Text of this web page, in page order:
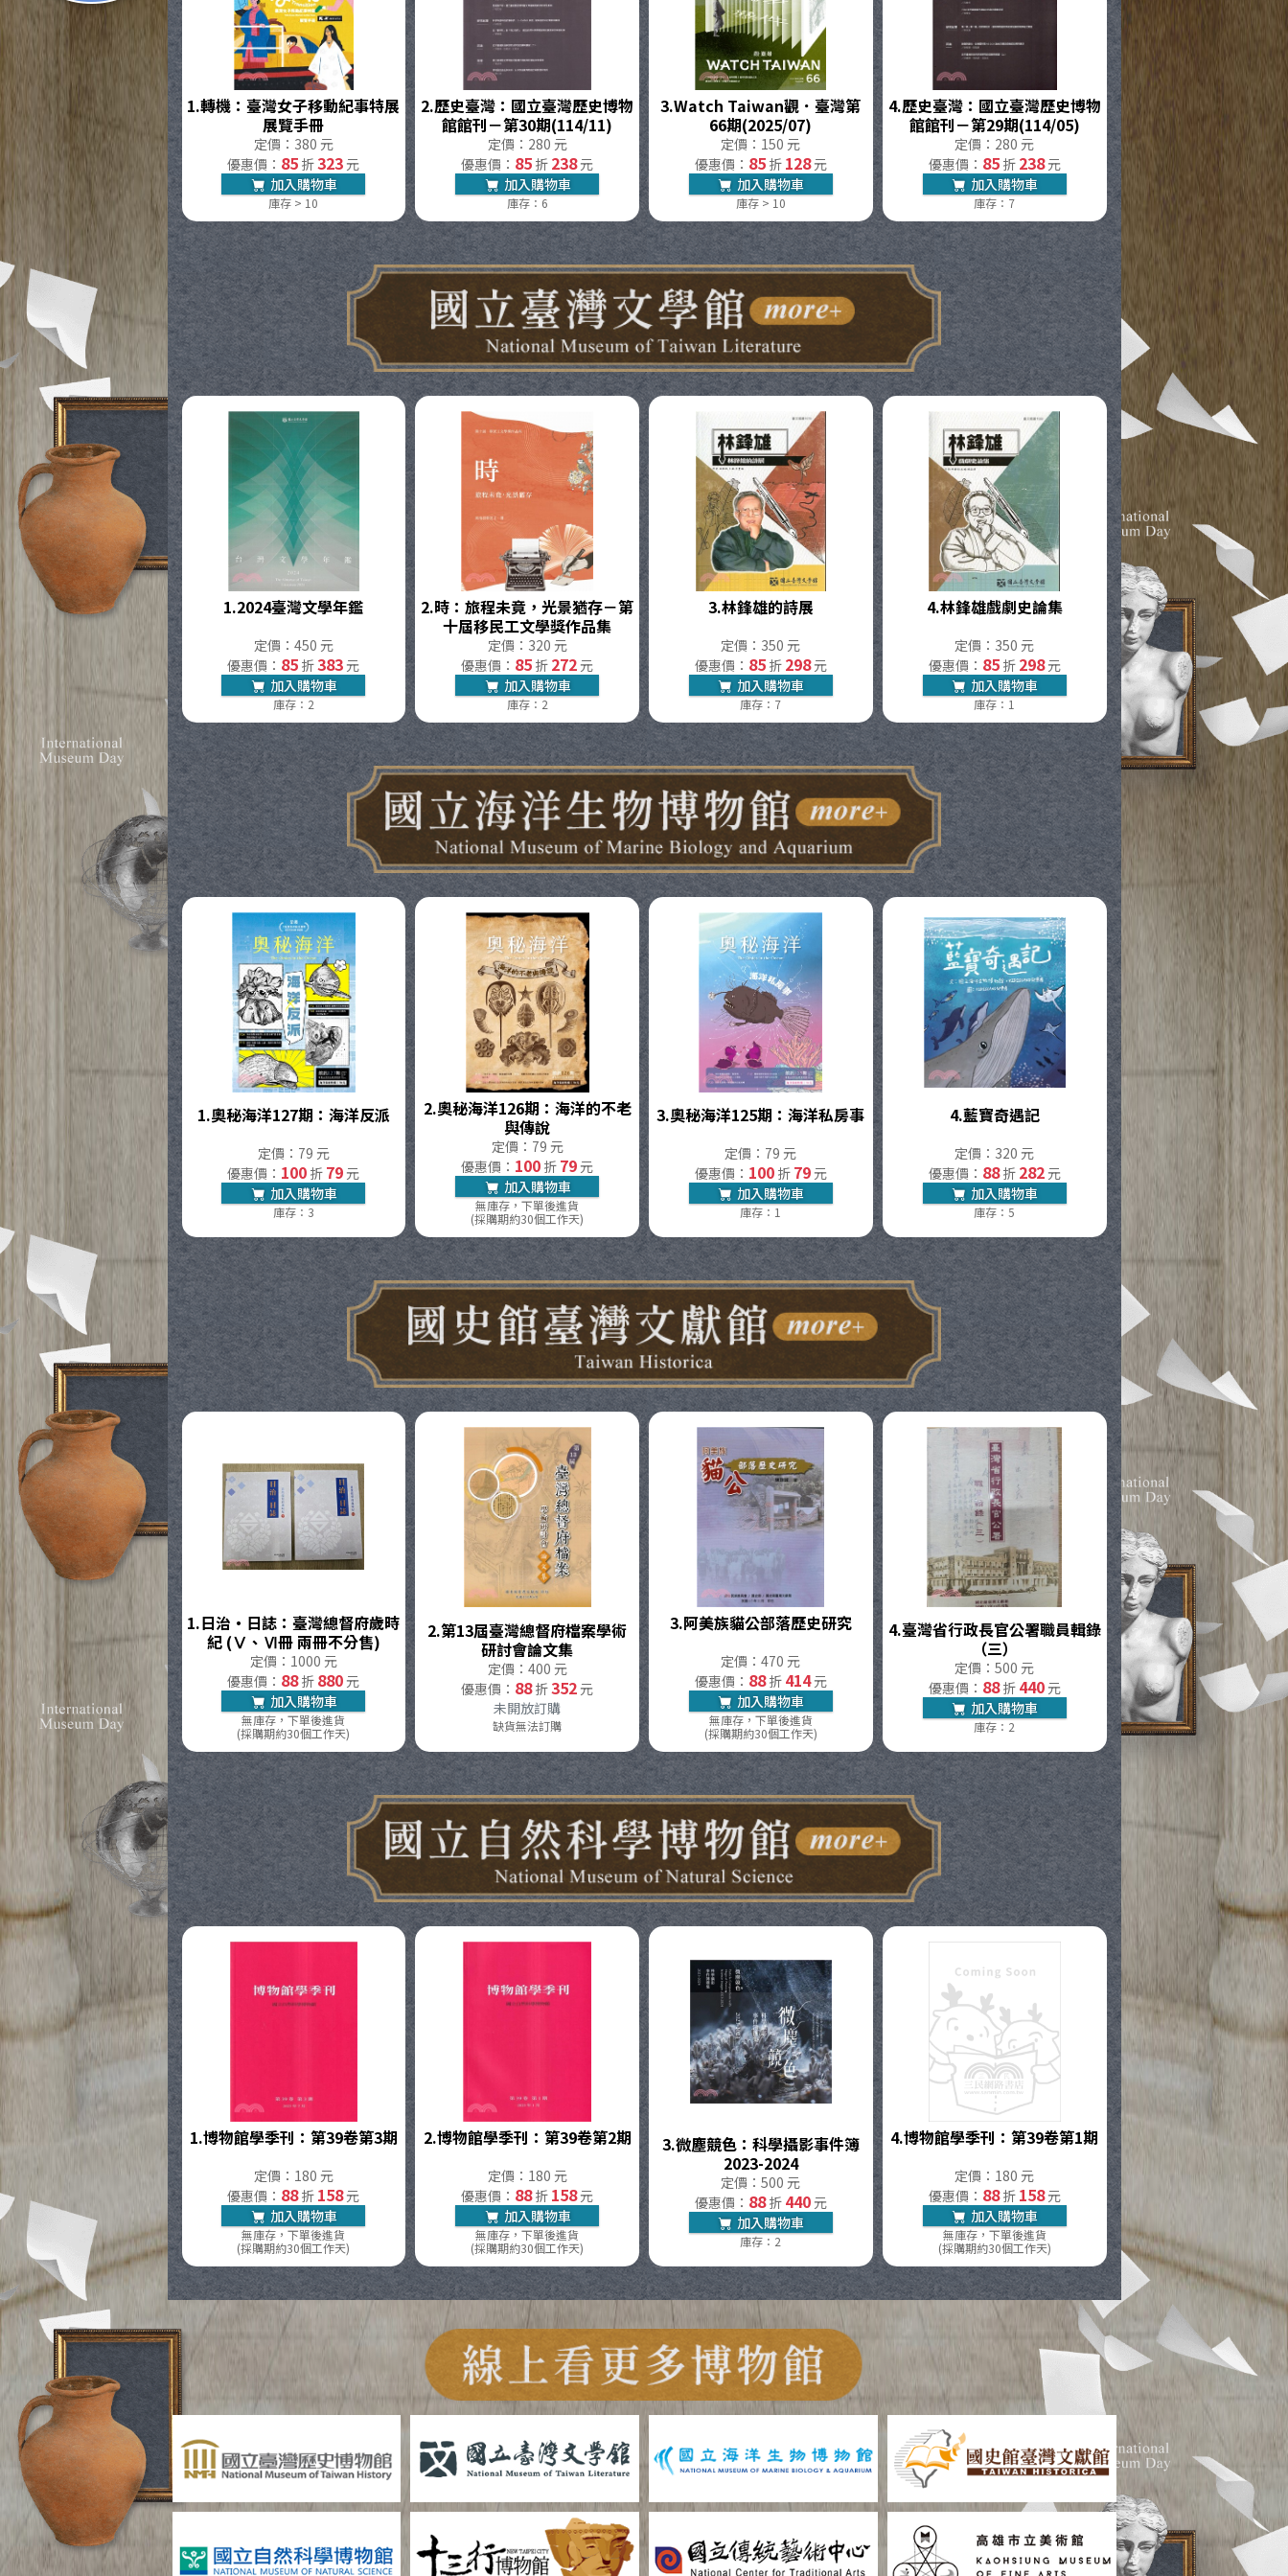
1.轉機：臺灣女子移動紀事特展
展覽手冊
定價：380 元
優惠價： 85 折323 元
加入購物車
庫存 > 10
2.歷史臺灣：國立臺灣歷史博物
館館刊－第30期(114/11)
定價：280 元
優惠價： 85 折 238元
加入購物車
庫存：6
3.Watch Taiwan觀．臺灣第
66期(2025/07)
定價：150 元
優惠價： 85折 128元
加入購物車
庫存 > 10
4.歷史臺灣：國立臺灣歷史博物
館館刊－第29期(114/05)
定價：280 元
優惠價： 85折 238元
加入購物車
庫存：7
國立臺灣文學館
1.2024臺灣文學年鑑
定價：450 元
優惠價： 85 折383 元
加入購物車
庫存：2
2.時：旅程未竟，光景猶存－第
十屆移民工文學獎作品集
定價：320 元
優惠價： 85 折 272 元
加入購物車
庫存：2
3.林鋒雄的詩展
定價：350 元
優惠價： 85折 298元
加入購物車
庫存：7
4.林鋒雄戲劇史論集
定價：350 元
優惠價： 85折 298元
加入購物車
庫存：1
國立海洋生物博物館
1.奧秘海洋127期：海洋反派
定價：79 元
優惠價： 100 折 79 元
加入購物車
庫存：3
2.奧秘海洋126期：海洋的不老
與傳說
定價：79 元
優惠價： 100 折 79 元
加入購物車
無庫存，下單後進貨
(採購期約30個工作天)
3.奧秘海洋125期：海洋私房事
定價：79 元
優惠價： 100折 79元
加入購物車
庫存：1
4.藍寶奇遇記
定價：320 元
優惠價： 88折 282元
加入購物車
庫存：5
國史館台灣文獻館
1.日治・日誌：臺灣總督府歲時
紀 (Ⅴ、Ⅵ冊 兩冊不分售)
定價：1000 元
優惠價： 88折 880 元
加入購物車
無庫存，下單後進貨
(採購期約30個工作天)
2.第13屆臺灣總督府檔案學術
研討會論文集
定價：400 元
優惠價： 88折352 元
未開放訂購
缺貨無法訂購
3.阿美族貓公部落歷史研究
定價：470 元
優惠價： 88折 414元
加入購物車
無庫存，下單後進貨
(採購期約30個工作天)
4.臺灣省行政長官公署職員輯錄
（三）
定價：500 元
優惠價： 88折 440元
加入購物車
庫存：2
國立自然科學博物館
1.博物館學季刊：第39卷第3期
定價：180 元
優惠價： 88折 158元
加入購物車
無庫存，下單後進貨
(採購期約30個工作天)
2.博物館學季刊：第39卷第2期
定價：180 元
優惠價： 88折 158元
加入購物車
無庫存，下單後進貨
(採購期約30個工作天)
3.微塵競色：科學攝影事件簿
2023-2024
定價：500 元
優惠價： 88折 440元
加入購物車
庫存：2
4.博物館學季刊：第39卷第1期
定價：180 元
優惠價： 88折 158元
加入購物車
無庫存，下單後進貨
(採購期約30個工作天)
線上看更多博物館